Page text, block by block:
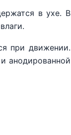
в ухе. В
при движении.
анодированной